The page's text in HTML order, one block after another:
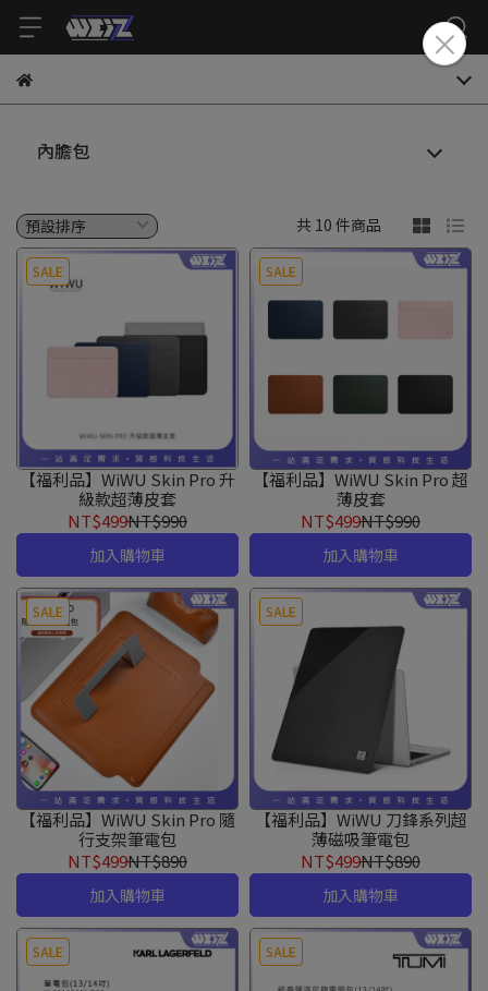
內膽包
共 10 件商品
SALE
【福利品】WiWU Skin Pro 升
級款超薄皮套
NT$499NT$990
加入購物車
SALE
【福利品】WiWU Skin Pro 超
薄皮套
NT$499NT$990
加入購物車
SALE
【福利品】WiWU Skin Pro 隨
行支架筆電包
NT$499NT$890
加入購物車
SALE
【福利品】WiWU 刀鋒系列超
薄磁吸筆電包
NT$499NT$890
加入購物車
SALE SALE